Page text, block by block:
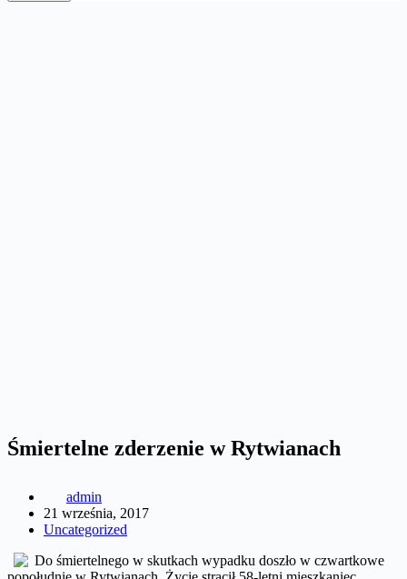
Śmiertelne zderzenie w Rytwianach
admin
21 września, 2017
Uncategorized
Do śmiertelnego w skutkach wypadku doszło w czwartkowe